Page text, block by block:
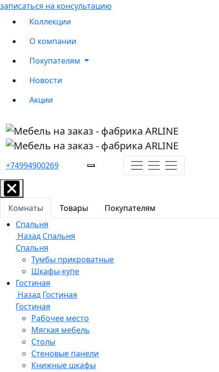
записаться на консультацию
Коллекции
О компании
Покупателям
Новости
Акции
+74994900269